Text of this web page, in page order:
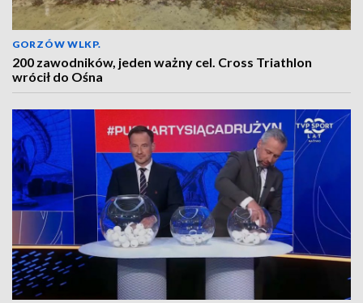
GORZÓW WLKP.
200 zawodników, jeden ważny cel. Cross Triathlon
wrócił do Ośna